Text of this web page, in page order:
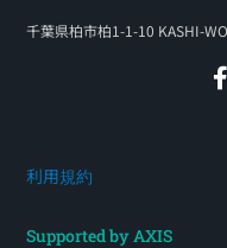
千葉県柏市柏1-1-10 KASHI-
利用規約
Supported by AXIS